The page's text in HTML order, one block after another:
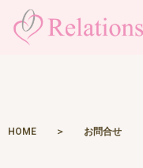
プHOME ＞ お問合せ​